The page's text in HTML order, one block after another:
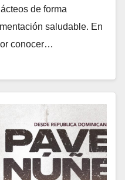
de forma
saludable. En
conocer…